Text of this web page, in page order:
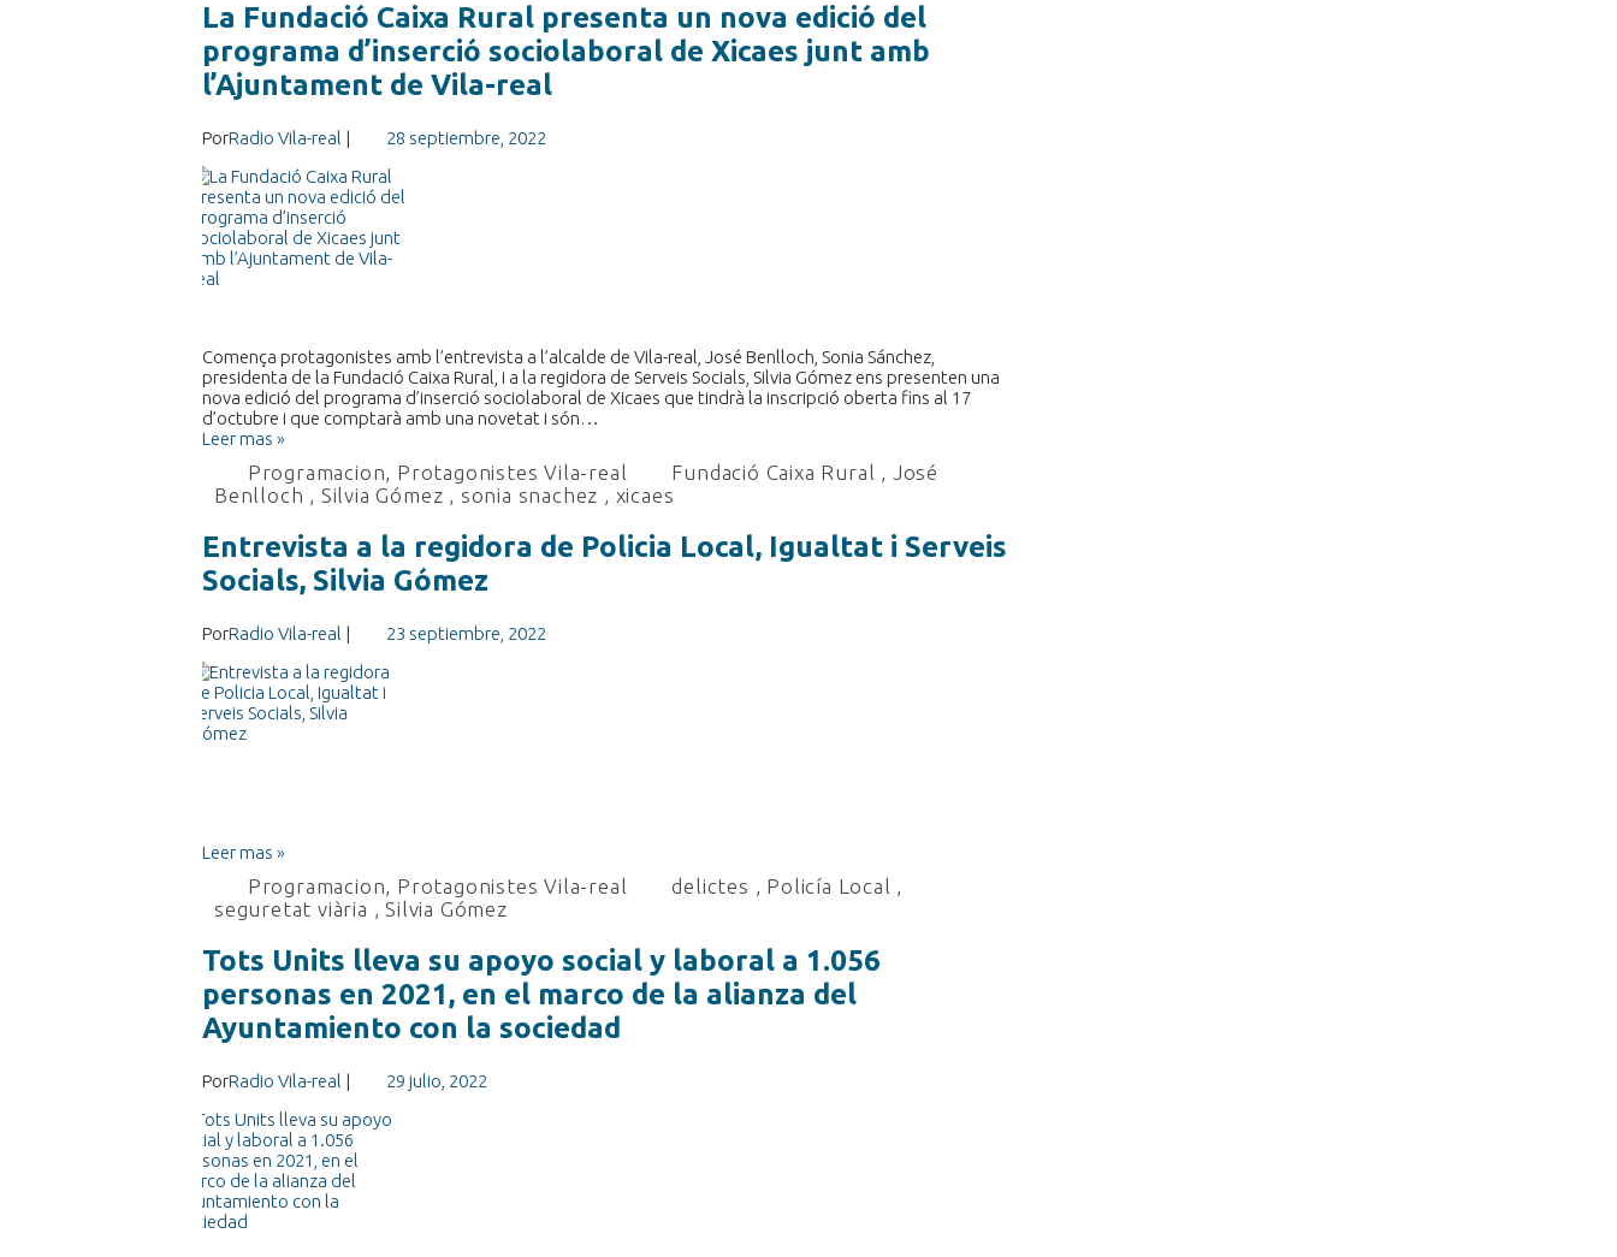
La Fundació Caixa Rural presenta un nova edició del
programa d’inserció sociolaboral de Xicaes junt amb
l’Ajuntament de Vila-real
PorRadio Vila-real | 28 septiembre, 2022
Comença protagonistes amb l’entrevista a l’alcalde de Vila-real, José Benlloch, Sonia Sánchez,
presidenta de la Fundació Caixa Rural, i a la regidora de Serveis Socials, Silvia Gómez ens presenten una
nova edició del programa d’inserció sociolaboral de Xicaes que tindrà la inscripció oberta fins al 17
d’octubre i que comptarà amb una novetat i són…
Leer mas »
Programacion, Protagonistes Vila-real Fundació Caixa Rural , José
Benlloch , Silvia Gómez , sonia snachez , xicaes
Entrevista a la regidora de Policia Local, Igualtat i Serveis
Socials, Silvia Gómez
PorRadio Vila-real | 23 septiembre, 2022
Leer mas »
Programacion, Protagonistes Vila-real delictes , Policía Local ,
seguretat viària ,Silvia Gómez
Tots Units lleva su apoyo social y laboral a 1.056
personas en 2021, en el marco de la alianza del
Ayuntamiento con la sociedad
PorRadio Vila-real | 29 julio, 2022